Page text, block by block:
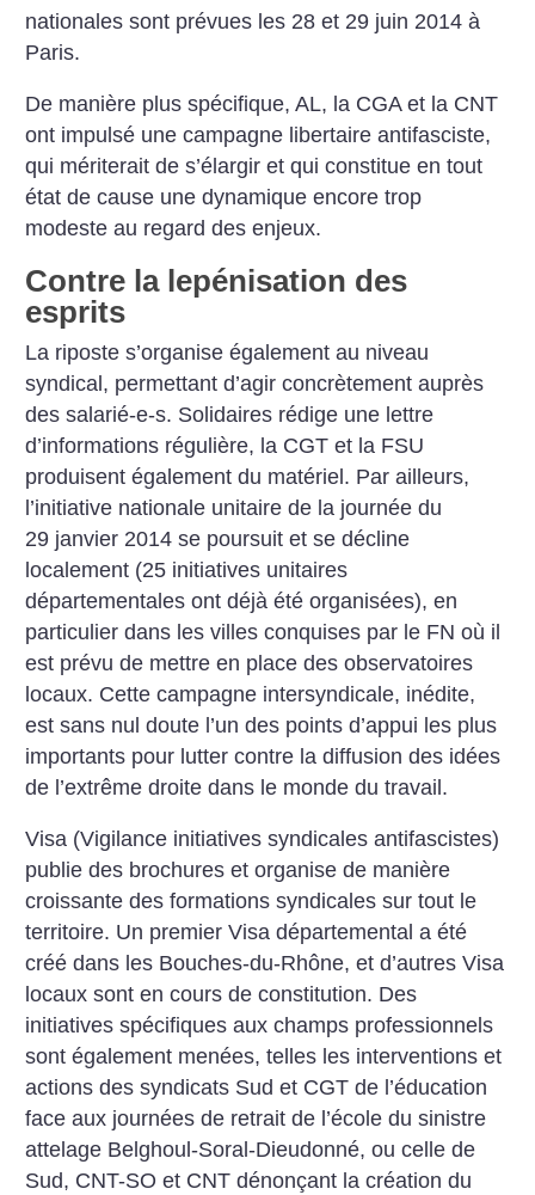
nationales sont prévues les 28 et 29 juin 2014 à
Paris.
De manière plus spécifique, AL, la CGA et la CNT
ont impulsé une campagne libertaire antifasciste,
qui mériterait de s’élargir et qui constitue en tout
état de cause une dynamique encore trop
modeste au regard des enjeux.
Contre la lepénisation des
esprits
La riposte s’organise également au niveau
syndical, permettant d’agir concrètement auprès
des salarié-e-s. Solidaires rédige une lettre
d’informations régulière, la CGT et la FSU
produisent également du matériel. Par ailleurs,
l’initiative nationale unitaire de la journée du
29 janvier 2014 se poursuit et se décline
localement (25 initiatives unitaires
départementales ont déjà été organisées), en
particulier dans les villes conquises par le FN où il
est prévu de mettre en place des observatoires
locaux. Cette campagne intersyndicale, inédite,
est sans nul doute l’un des points d’appui les plus
importants pour lutter contre la diffusion des idées
de l’extrême droite dans le monde du travail.
Visa (Vigilance initiatives syndicales antifascistes)
publie des brochures et organise de manière
croissante des formations syndicales sur tout le
territoire. Un premier Visa départemental a été
créé dans les Bouches-du-Rhône, et d’autres Visa
locaux sont en cours de constitution. Des
initiatives spécifiques aux champs professionnels
sont également menées, telles les interventions et
actions des syndicats Sud et CGT de l’éducation
face aux journées de retrait de l’école du sinistre
attelage Belghoul-Soral-Dieudonné, ou celle de
Sud, CNT-SO et CNT dénonçant la création du